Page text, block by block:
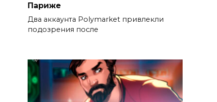
Париже
Два аккаунта Polymarket привлекли
подозрения после